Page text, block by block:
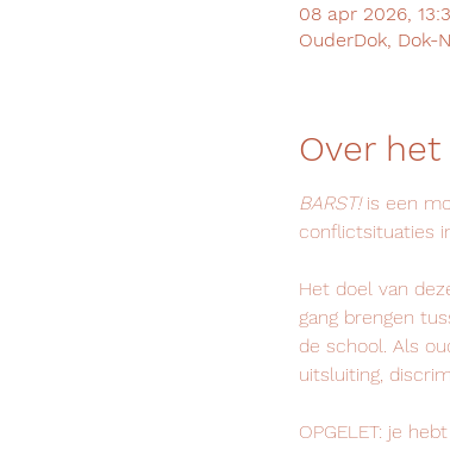
08 apr 2026,
OuderDok, Dok-
Over
BARST! is een
conflictsituaties
Het doel van
gang brengen
de school. Als
uitsluiting,
OPGELET: je